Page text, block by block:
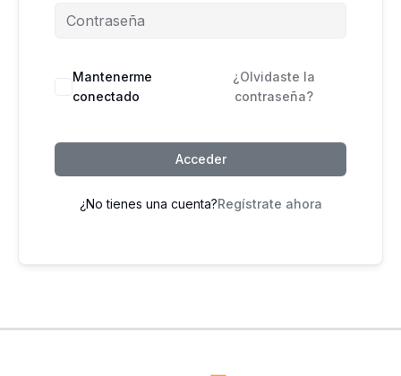
Mantenerme
conectado
¿Olvidaste la
contraseña?
Acceder
¿No tienes una cuenta?Regístrate ahora